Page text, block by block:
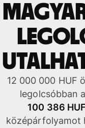
12 000 000 HUF
legolcsóbban
100 386 HUF
középárfolyamot